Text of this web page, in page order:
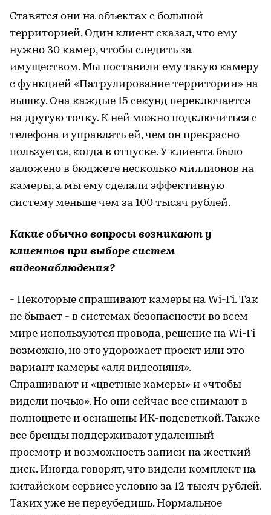
Ставятся они на объектах с большой
территорией. Один клиент сказал, что ему
нужно 30 камер, чтобы следить за
имуществом. Мы поставили ему такую камеру
с функцией «Патрулирование территории» на
вышку. Она каждые 15 секунд переключается
на другую точку. К ней можно подключиться с
телефона и управлять ей, чем он прекрасно
пользуется, когда в отпуске. У клиента было
заложено в бюджете несколько миллионов на
камеры, а мы ему сделали эффективную
систему меньше чем за 100 тысяч рублей.
Какие обычно вопросы возникают у
клиентов при выборе систем
видеонаблюдения?
- Некоторые спрашивают камеры на Wi-Fi. Так
не бывает - в системах безопасности во всем
мире используются провода, решение на Wi-Fi
возможно, но это удорожает проект или это
вариант камеры «аля видеоняня».
Спрашивают и «цветные камеры» и «чтобы
видели ночью». Но они сейчас все снимают в
полноцвете и оснащены ИК-подсветкой. Также
все бренды поддерживают удаленный
просмотр и возможность записи на жесткий
диск. Иногда говорят, что видели комплект на
китайском сервисе условно за 12 тысяч рублей.
Таких уже не переубедишь. Нормальное